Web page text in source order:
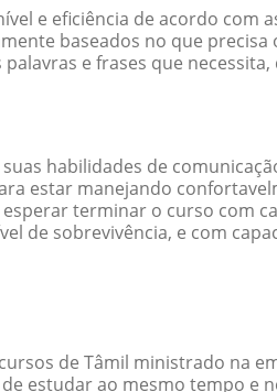
e eficiência de acordo com
baseados no que precisa
e frases que necessita,
habilidades de
estar manejando
terminar o curso com
de sobrevivência, e com
de Tâmil ministrado na
estudar ao mesmo tempo e